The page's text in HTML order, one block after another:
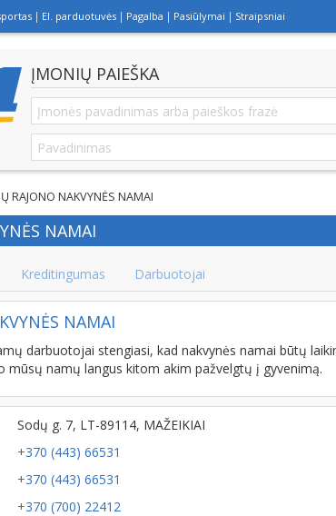
El. parduotuvės Pagalba Pasiūlymai Straipsniai
ĮMONIŲ PAIEŠKA
RAJONO NAKVYNĖS NAMAI
NAMAI
Kreditingumas Darbuotojai
NAMAI
darbuotojai stengiasi, kad nakvynės namai būtų
mūsų namų langus kitom akim pažvelgtų į gyvenimą.
Sodų g. 7, LT-89114, MAŽEIKIAI
+370 (443) 66531
+370 (443) 66531
+370 (700) 22412